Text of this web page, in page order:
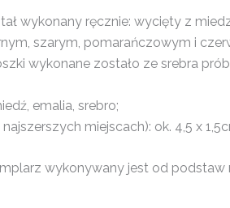
wykonany ręcznie: wycięty z
szarym, pomarańczowym i
wykonane zostało ze srebra
emalia, srebro;
miejscach): ok. 4,5 x
wykonywany jest od podstaw